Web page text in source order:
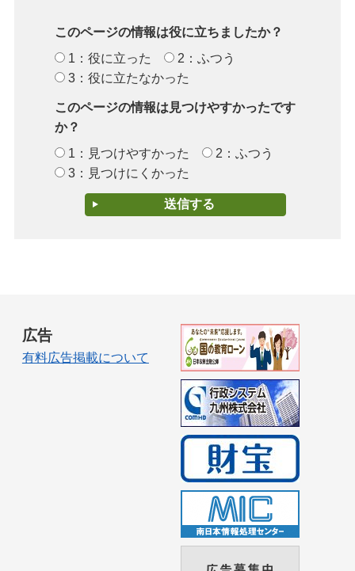
このページの情報は役に立ちましたか？
1：役に立った
2：ふつう
3：役に立たなかった
このページの情報は見つけやすかったです
か？
1：見つけやすかった
2：ふつう
3：見つけにくかった
広告
有料広告掲載について